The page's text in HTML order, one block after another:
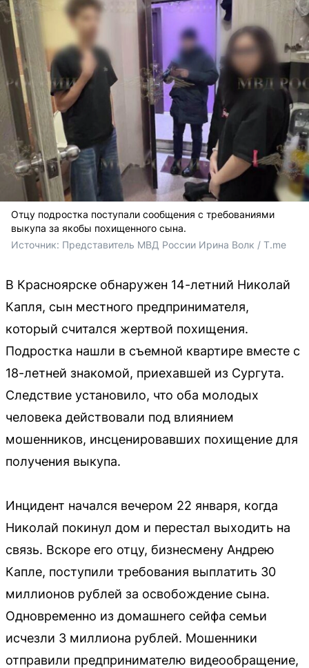
Отцу подростка поступали сообщения с требованиями
выкупа за якобы похищенного сына.
Источник: Представитель МВД России Ирина Волк / T.me
В Красноярске обнаружен 14-летний Николай
Капля, сын местного предпринимателя,
который считался жертвой похищения.
Подростка нашли в съемной квартире вместе с
18-летней знакомой, приехавшей из Сургута.
Следствие установило, что оба молодых
человека действовали под влиянием
мошенников, инсценировавших похищение для
получения выкупа.
Инцидент начался вечером 22 января, когда
Николай покинул дом и перестал выходить на
связь. Вскоре его отцу, бизнесмену Андрею
Капле, поступили требования выплатить 30
миллионов рублей за освобождение сына.
Одновременно из домашнего сейфа семьи
исчезли 3 миллиона рублей. Мошенники
отправили предпринимателю видеообращение,